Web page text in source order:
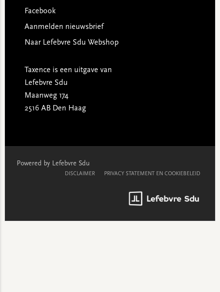
Facebook
Aanmelden nieuwsbrief
Naar Lefebvre Sdu Webshop
Taxence is een uitgave van
Lefebvre Sdu
Maanweg 174
2516 AB Den Haag
Powered by Lefebvre Sdu
DISCLAIMER PRIVACY STATEMENT EN COOKIEBELEID